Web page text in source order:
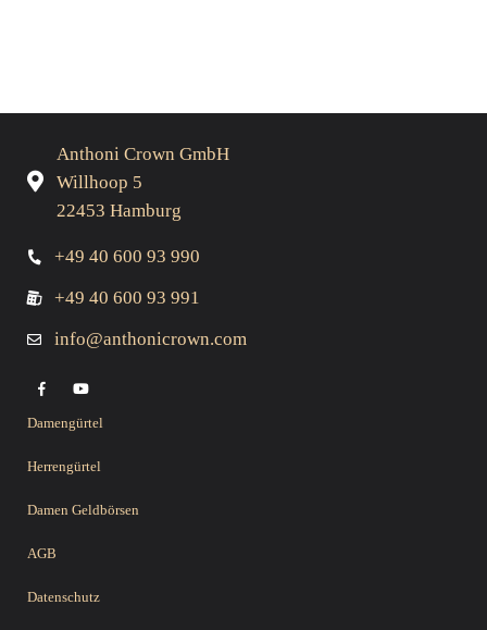
Anthoni Crown GmbH
Willhoop 5
22453 Hamburg
+49 40 600 93 990
+49 40 600 93 991
info@anthonicrown.com
Damengürtel
Herrengürtel
Damen Geldbörsen
AGB
Datenschutz